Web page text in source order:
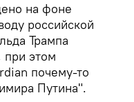
на фоне
российской
Трампа
этом
почему-то
Путина".